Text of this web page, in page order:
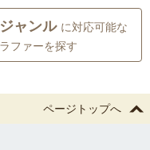
ャンル に対応可能な
ファーを探す
ページトップへ